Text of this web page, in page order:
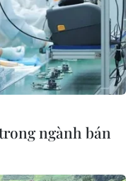
#Nam Mỹ
ngành bán